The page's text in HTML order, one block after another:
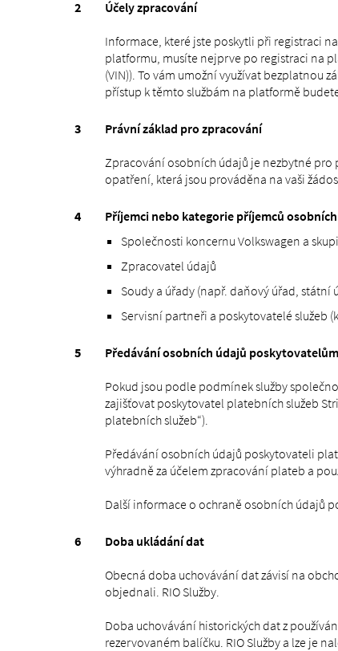
Účely zpracování
Informace, které jste poskytli při registraci
platformu, musíte nejprve po registraci na
(VIN)). To vám umožní využívat bezplatnou
přístup k těmto službám na platformě
Právní základ pro zpracování
Zpracování osobních údajů je nezbytné
opatření, která jsou prováděna na vaši
Příjemci nebo kategorie příjemců
Společnosti koncernu Volkswagen a
Zpracovatel údajů
Soudy a úřady (např. daňový úřad,
Servisní partneři a poskytovatelé služeb
Předávání osobních údajů
Pokud jsou podle podmínek služby
zajišťovat poskytovatel platebních služeb
platebních služeb“).
Předávání osobních údajů poskytovateli
výhradně za účelem zpracování plateb a
Další informace o ochraně osobních údajů
Doba ukládání dat
Obecná doba uchovávání dat závisí na
objednali. RIO Služby.
Doba uchovávání historických dat z
rezervovaném balíčku. RIO Služby a lze je